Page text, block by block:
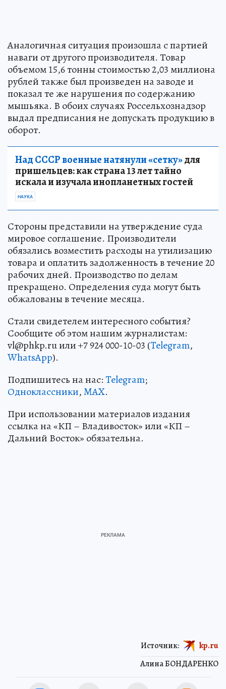
Аналогичная ситуация произошла с партией
наваги от другого производителя. Товар
объемом 15,6 тонны стоимостью 2,03 миллиона
рублей также был произведен на заводе и
показал те же нарушения по содержанию
мышьяка. В обоих случаях Россельхознадзор
выдал предписания не допускать продукцию в
оборот.
Над СССР военные натянули «сетку»для
пришельцев: как страна 13 лет тайно
искала и изучала инопланетных гостей
НАУКА
Стороны представили на утверждение суда
мировое соглашение. Производители
обязались возместить расходы на утилизацию
товара и оплатить задолженность в течение 20
рабочих дней. Производство по делам
прекращено. Определения суда могут быть
обжалованы в течение месяца.
Стали свидетелем интересного события?
Сообщите об этом нашим журналистам:
vl@phkp.ru или +7 924 000-10-03 (Telegram,
WhatsApp).
Подпишитесь на нас:Telegram;
Одноклассники,MAX.
При использовании материалов издания
ссылка на «КП – Владивосток» или «КП –
Дальний Восток» обязательна.
Алина БОНДАРЕНКО
Источник: kp.ru